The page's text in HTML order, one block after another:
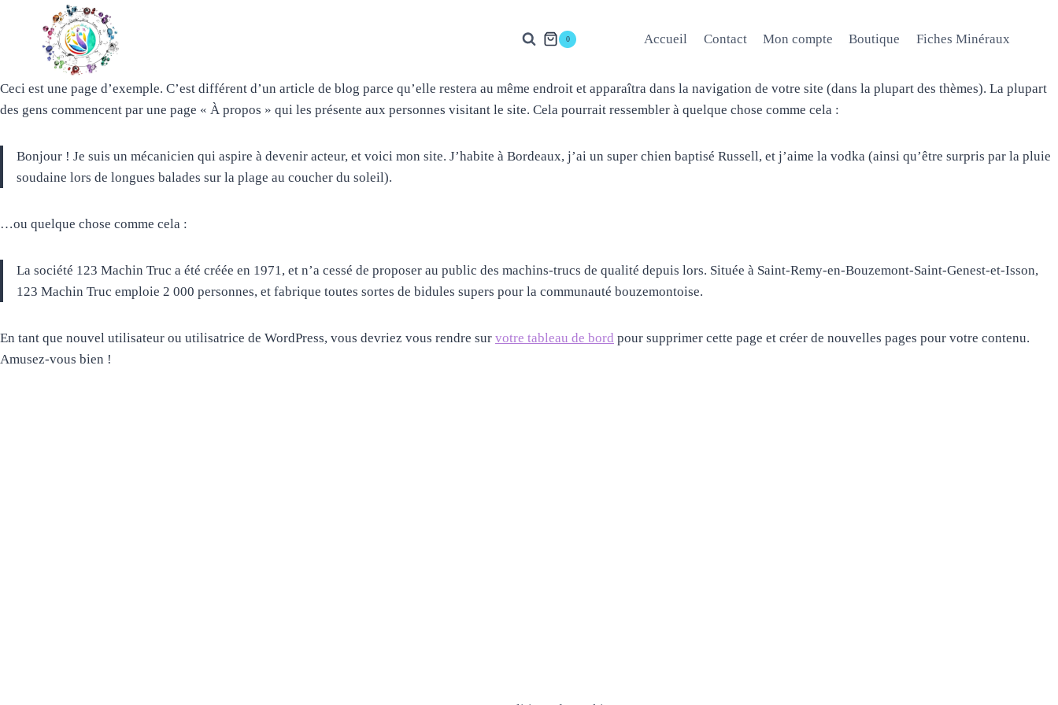
contenu
0 Accueil Contact Mon compte Boutique Fiches Minéraux
Ceci est une page d’exemple. C’est différent d’un article de blog parce qu’elle restera au même endroit et apparaîtra dans la navigation de votre site (dans la plupart des thèmes). La plupart
des gens commencent par une page « À propos » qui les présente aux personnes visitant le site. Cela pourrait ressembler à quelque chose comme cela :
Bonjour ! Je suis un mécanicien qui aspire à devenir acteur, et voici mon site. J’habite à Bordeaux, j’ai un super chien baptisé Russell, et j’aime la vodka (ainsi qu’être surpris par la pluie
soudaine lors de longues balades sur la plage au coucher du soleil).
…ou quelque chose comme cela :
La société 123 Machin Truc a été créée en 1971, et n’a cessé de proposer au public des machins-trucs de qualité depuis lors. Située à Saint-Remy-en-Bouzemont-Saint-Genest-et-Isson,
123 Machin Truc emploie 2 000 personnes, et fabrique toutes sortes de bidules supers pour la communauté bouzemontoise.
En tant que nouvel utilisateur ou utilisatrice de WordPress, vous devriez vous rendre sur votre tableau de bord pour supprimer cette page et créer de nouvelles pages pour votre contenu.
Amusez-vous bien !